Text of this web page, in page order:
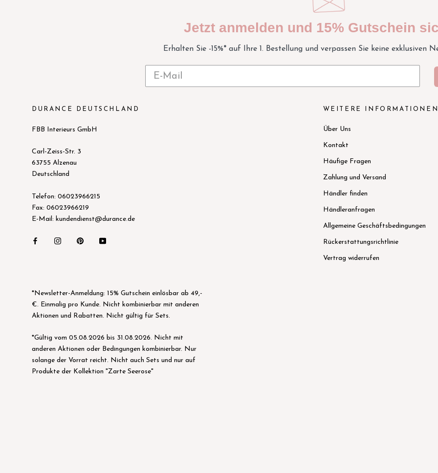
Jetzt anmelden und 15% Gutschein
Erhalten Sie -15%* auf Ihre 1. Bestellung und verpassen Sie keine exklusiven
DURANCE DEUTSCHLAND
FBB Interieurs GmbH
Carl-Zeiss-Str. 3
63755 Alzenau
Deutschland
Telefon: 06023966215
Fax: 06023966219
E-Mail: kundendienst@durance.de
WEITERE INFORMATIONEN
Über Uns
Kontakt
Häufige Fragen
Zahlung und Versand
Händler finden
Händleranfragen
Allgemeine Geschäftsbedingungen
Rückerstattungsrichtlinie
Vertrag widerrufen
*Newsletter-Anmeldung: 15% Gutschein einlösbar ab 49,-
€. Einmalig pro Kunde. Nicht kombinierbar mit anderen
Aktionen und Rabatten. Nicht gültig für Sets.
*Gültig vom 05.08.2026 bis 31.08.2026. Nicht mit
anderen Aktionen oder Bedingungen kombinierbar. Nur
solange der Vorrat reicht. Nicht auch Sets und nur auf
Produkte der Kollektion "Zarte Seerose"